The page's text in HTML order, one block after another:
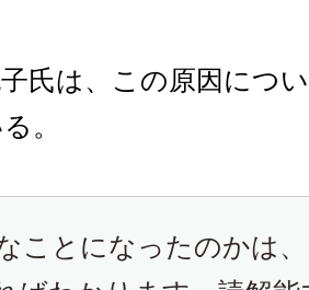
氏は、この原因につ
。
ことになったのかは、